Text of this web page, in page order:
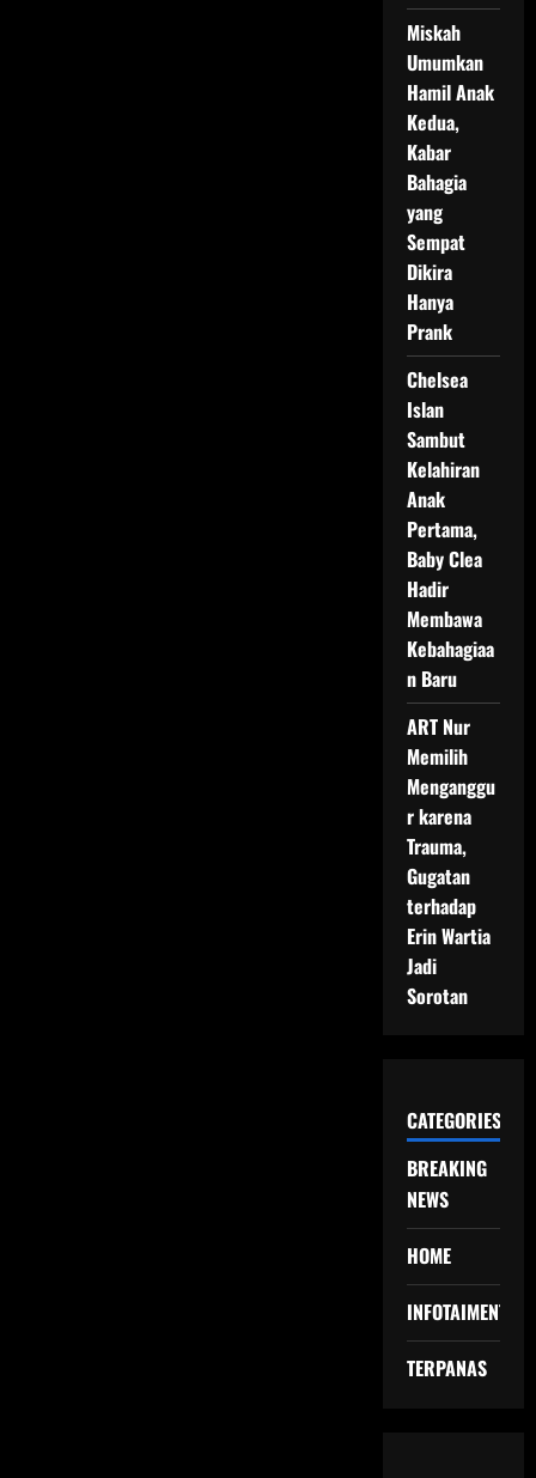
Miskah
Umumkan
Hamil Anak
Kedua,
Kabar
Bahagia
yang
Sempat
Dikira
Hanya
Prank
Chelsea
Islan
Sambut
Kelahiran
Anak
Pertama,
Baby Clea
Hadir
Membawa
Kebahagiaa
n Baru
ART Nur
Memilih
Menganggu
r karena
Trauma,
Gugatan
terhadap
Erin Wartia
Jadi
Sorotan
CATEGORIES
BREAKING
NEWS
HOME
INFOTAIMENT
TERPANAS